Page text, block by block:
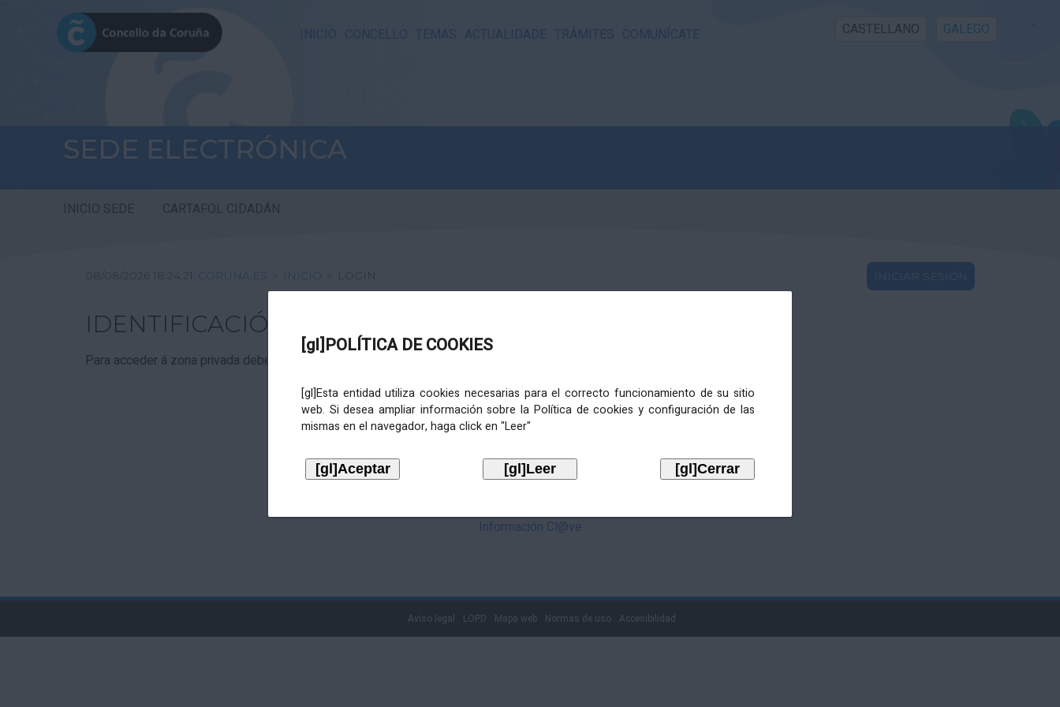
INICIO CONCELLO TEMAS ACTUALIDADE TRÁMITES COMUNÍCATE CASTELLANO GALEGO
SEDE ELECTRÓNICA
INICIO SEDE CARTAFOL CIDADÁN
[gl]POLÍTICA DE COOKIES
[gl]Esta entidad utiliza cookies necesarias para el correcto funcionamiento de su sitio
web. Si desea ampliar información sobre la Política de cookies y configuración de las
mismas en el navegador, haga click en "Leer"
08/08/2026 18:24:21 CORUNA.ES > INICIO > LOGIN INICIAR SESIÓN
IDENTIFICACIÓN
Para acceder á zona privada debe identificarse mediante Cl@ve. Pulse no logotipo
Información Cl@ve
Aviso legal LOPD Mapa web Normas de uso Accesibilidad